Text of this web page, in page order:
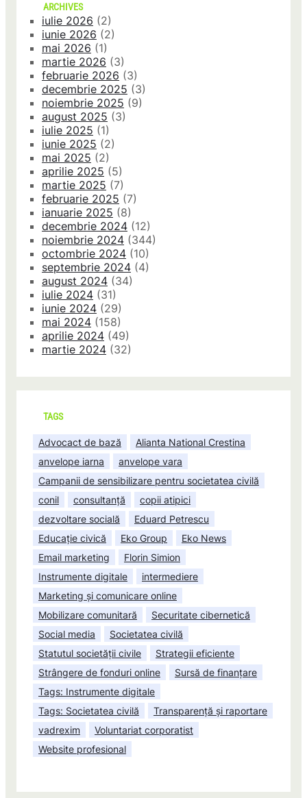
ARCHIVES
iulie 2026 (2)
iunie 2026 (2)
mai 2026 (1)
martie 2026 (3)
februarie 2026 (3)
decembrie 2025 (3)
noiembrie 2025 (9)
august 2025 (3)
iulie 2025 (1)
iunie 2025 (2)
mai 2025 (2)
aprilie 2025 (5)
martie 2025 (7)
februarie 2025 (7)
ianuarie 2025 (8)
decembrie 2024 (12)
noiembrie 2024 (344)
octombrie 2024 (10)
septembrie 2024 (4)
august 2024 (34)
iulie 2024 (31)
iunie 2024 (29)
mai 2024 (158)
aprilie 2024 (49)
martie 2024 (32)
TAGS
Advocact de bază
Alianta National Crestina
anvelope iarna
anvelope vara
Campanii de sensibilizare pentru societatea civilă
conil
consultanță
copii atipici
dezvoltare socială
Eduard Petrescu
Educație civică
Eko Group
Eko News
Email marketing
Florin Simion
Instrumente digitale
intermediere
Marketing și comunicare online
Mobilizare comunitară
Securitate cibernetică
Social media
Societatea civilă
Statutul societății civile
Strategii eficiente
Strângere de fonduri online
Sursă de finanțare
Tags: Instrumente digitale
Tags: Societatea civilă
Transparență și raportare
vadrexim
Voluntariat corporatist
Website profesional